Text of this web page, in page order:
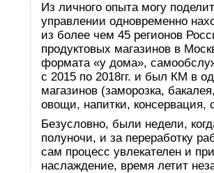
Из личного опыта могу
управлении одновременно
из более чем 45 регионов
продуктовых магазинов в
формата «у дома»,
с 2015 по 2018гг. и был КМ в
магазинов (заморозка,
овощи, напитки, консервация,
Безусловно, были недели,
полуночи, и за переработку
сам процесс увлекателен и
наслаждение, время летит